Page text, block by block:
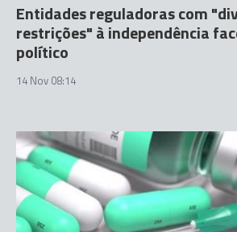
Entidades reguladoras com
restrições" à independência
político
14 Nov 08:14